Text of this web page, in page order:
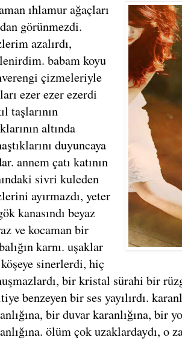
ıhlamur ağaçları
görünmezdi.
azalırdı,
babam koyu
çizmeleriyle
ezer ezer ezerdi
taşlarının
altında
duyuncaya
annem çatı katının
sivri kuleden
ayırmazdı, yeter
kanasındı beyaz
ve kocaman bir
karnı. uşaklar
sinerlerdi, hiç
bir kristal sürahi bir
benzeyen bir ses yayılırdı.
bir duvar karanlığına, bir
ölüm çok uzaklardaydı, o